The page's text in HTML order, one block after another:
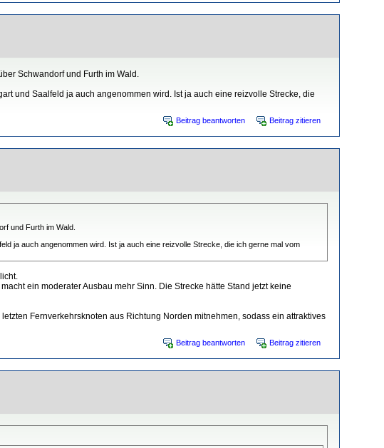
Schwandorf und Furth im Wald.
und Saalfeld ja auch angenommen wird. Ist ja auch eine reizvolle Strecke, die
Beitrag beantworten Beitrag zitieren
und Furth im Wald.
ja auch angenommen wird. Ist ja auch eine reizvolle Strecke, die ich gerne mal vom
ein moderater Ausbau mehr Sinn. Die Strecke hätte Stand jetzt keine
Fernverkehrsknoten aus Richtung Norden mitnehmen, sodass ein attraktives
Beitrag beantworten Beitrag zitieren